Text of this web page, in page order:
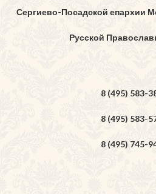
Сергиево-Посадской епархии
Русской
8 (495) 583-
8 (495) 583-
8 (495) 745-